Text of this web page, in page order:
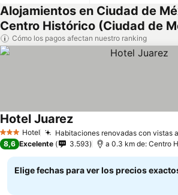
Alojamientos en Ciudad de
Centro Histórico (Ciudad de
Cómo los pagos afectan nuestro ranking
3 Estrellas
Hotel Habitaciones renovadas con vistas
Hotel Juarez
8,6 Excelente 3.593 a 0.3 km de: Centro
Elige fechas para ver los precios